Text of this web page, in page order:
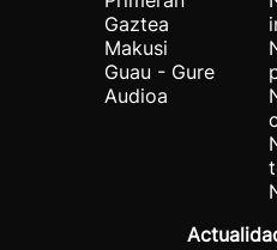
Gaztea
Makusi
Guau - Gure
Audioa